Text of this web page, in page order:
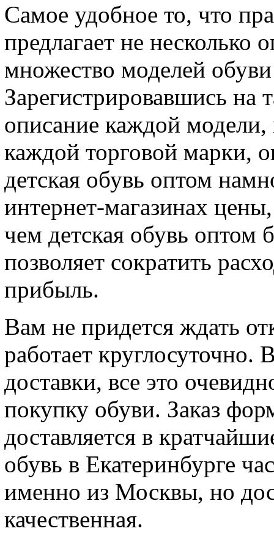
Самое удобное то, что
предлагает не несколько
множество моделей
Зарегистрировавшись на
описание каждой
каждой торговой марки,
детская обувь оптом
интернет-магазинах
чем детская обувь оптом
позволяет сократить
прибыль.
Вам не придется ждать
работает
доставки, все это
покупку обуви. Заказ
доставляется в
обувь в Екатеринбурге
именно из Москвы, но
качественная.